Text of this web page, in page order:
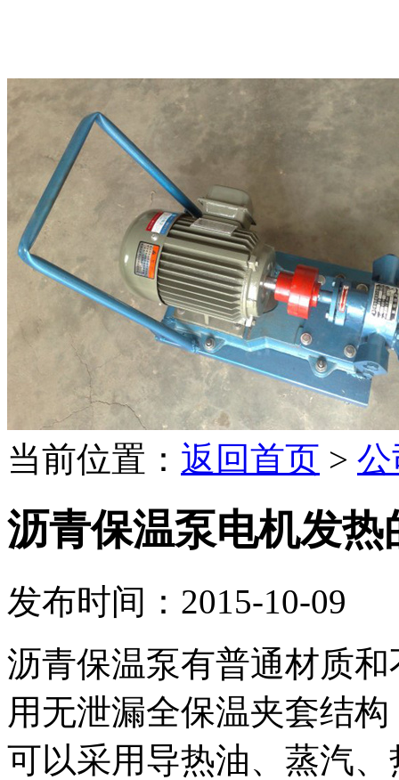
当前位置： 返回首页 >
沥青保温泵电机发热
发布时间：2015-10-09
沥青保温泵有普通材质
用无泄漏全保温夹套结
可以采用导热油、蒸汽